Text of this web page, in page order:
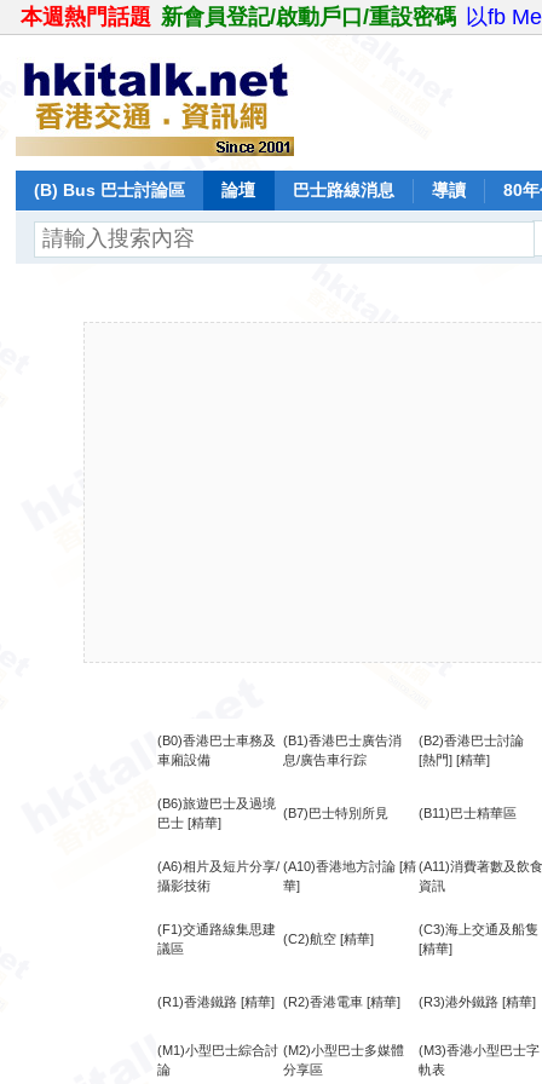
本週熱門話題 新會員登記/啟動戶口/重設密碼 以fb
(B) Bus 巴士討論區 論壇 巴士路線消息 導讀 80
(B0)香港巴士車務及
車廂設備
(B1)香港巴士廣告消
息/廣告車行踪
(B2)香港巴士討論
[熱門] [精華]
(B6)旅遊巴士及過境
巴士 [精華]
(B7)巴士特別所見 (B11)巴士精華區
(A6)相片及短片分享/
攝影技術
(A10)香港地方討論 [精
華]
(A11)消費著數及飲食
資訊
(F1)交通路線集思建
議區
(C2)航空 [精華]
(C3)海上交通及船隻
[精華]
(R1)香港鐵路 [精華] (R2)香港電車 [精華] (R3)港外鐵路 [精華]
(M1)小型巴士綜合討
論
(M2)小型巴士多媒體
分享區
(M3)香港小型巴士字
軌表